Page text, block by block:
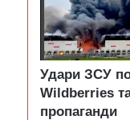
Удари ЗСУ по
Wildberries та
пропаганди